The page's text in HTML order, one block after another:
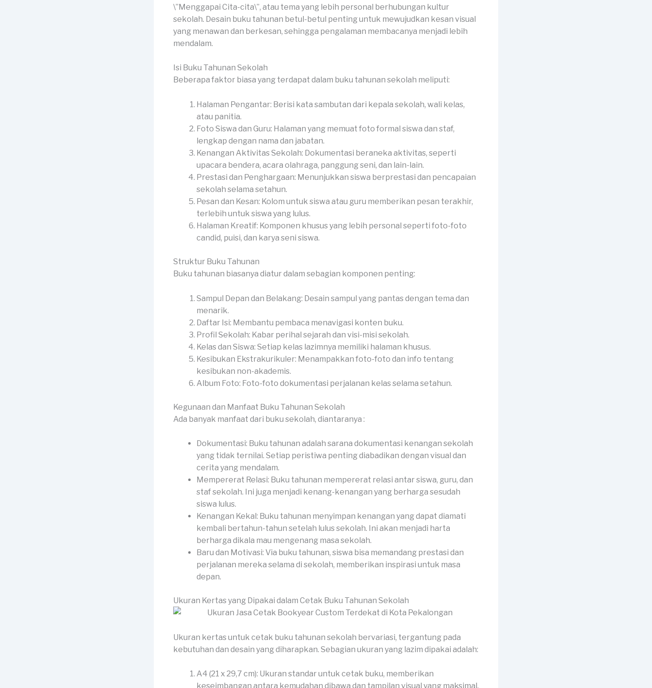
\”Menggapai Cita-cita\”, atau tema yang lebih personal berhubungan kultur
sekolah. Desain buku tahunan betul-betul penting untuk mewujudkan kesan visual
yang menawan dan berkesan, sehingga pengalaman membacanya menjadi lebih
mendalam.
Isi Buku Tahunan Sekolah
Beberapa faktor biasa yang terdapat dalam buku tahunan sekolah meliputi:
Halaman Pengantar: Berisi kata sambutan dari kepala sekolah, wali kelas,
atau panitia.
Foto Siswa dan Guru: Halaman yang memuat foto formal siswa dan staf,
lengkap dengan nama dan jabatan.
Kenangan Aktivitas Sekolah: Dokumentasi beraneka aktivitas, seperti
upacara bendera, acara olahraga, panggung seni, dan lain-lain.
Prestasi dan Penghargaan: Menunjukkan siswa berprestasi dan pencapaian
sekolah selama setahun.
Pesan dan Kesan: Kolom untuk siswa atau guru memberikan pesan terakhir,
terlebih untuk siswa yang lulus.
Halaman Kreatif: Komponen khusus yang lebih personal seperti foto-foto
candid, puisi, dan karya seni siswa.
Struktur Buku Tahunan
Buku tahunan biasanya diatur dalam sebagian komponen penting:
Sampul Depan dan Belakang: Desain sampul yang pantas dengan tema dan
menarik.
Daftar Isi: Membantu pembaca menavigasi konten buku.
Profil Sekolah: Kabar perihal sejarah dan visi-misi sekolah.
Kelas dan Siswa: Setiap kelas lazimnya memiliki halaman khusus.
Kesibukan Ekstrakurikuler: Menampakkan foto-foto dan info tentang
kesibukan non-akademis.
Album Foto: Foto-foto dokumentasi perjalanan kelas selama setahun.
Kegunaan dan Manfaat Buku Tahunan Sekolah
Ada banyak manfaat dari buku sekolah, diantaranya :
Dokumentasi: Buku tahunan adalah sarana dokumentasi kenangan sekolah
yang tidak ternilai. Setiap peristiwa penting diabadikan dengan visual dan
cerita yang mendalam.
Mempererat Relasi: Buku tahunan mempererat relasi antar siswa, guru, dan
staf sekolah. Ini juga menjadi kenang-kenangan yang berharga sesudah
siswa lulus.
Kenangan Kekal: Buku tahunan menyimpan kenangan yang dapat diamati
kembali bertahun-tahun setelah lulus sekolah. Ini akan menjadi harta
berharga dikala mau mengenang masa sekolah.
Baru dan Motivasi: Via buku tahunan, siswa bisa memandang prestasi dan
perjalanan mereka selama di sekolah, memberikan inspirasi untuk masa
depan.
Ukuran Kertas yang Dipakai dalam Cetak Buku Tahunan Sekolah
Ukuran kertas untuk cetak buku tahunan sekolah bervariasi, tergantung pada
kebutuhan dan desain yang diharapkan. Sebagian ukuran yang lazim dipakai adalah:
A4 (21 x 29,7 cm): Ukuran standar untuk cetak buku, memberikan
keseimbangan antara kemudahan dibawa dan tampilan visual yang maksimal.